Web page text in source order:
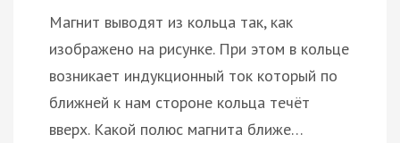
Магнит выводят из кольца так, как
изображено на рисунке. При этом в кольце
возникает индукционный ток который по
ближней к нам стороне кольца течёт
вверх. Какой полюс магнита ближе…